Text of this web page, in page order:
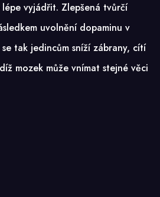
vyjádřit. Zlepšená tvůrčí
uvolnění dopaminu v
se tak jedincům sníží zábrany, cítí
mozek může vnímat stejné věci